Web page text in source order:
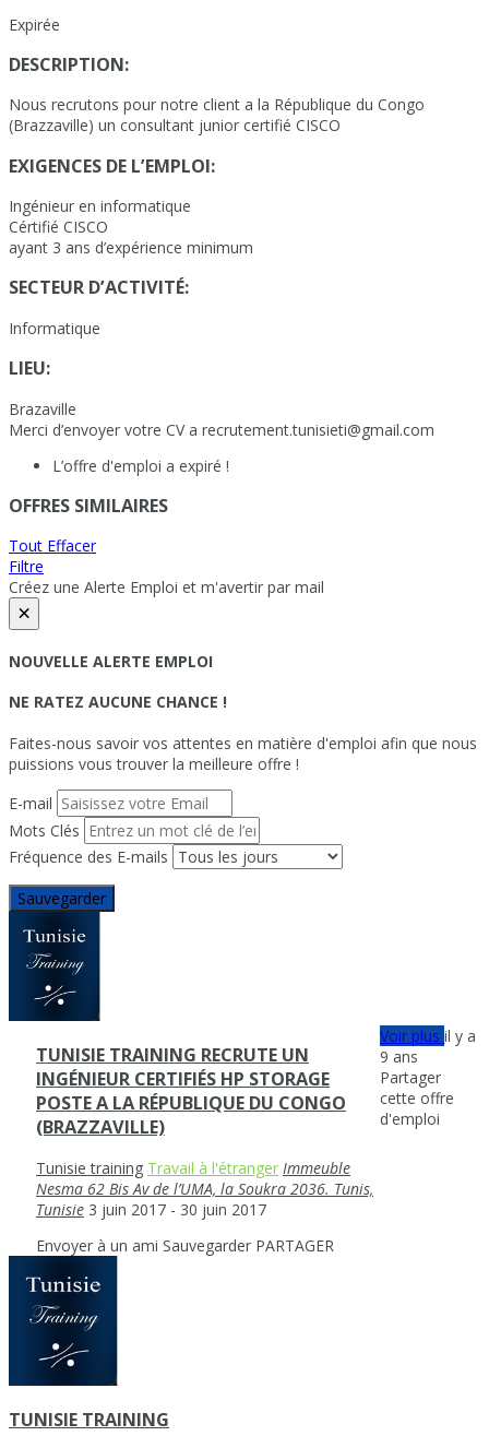
Expirée
DESCRIPTION:
Nous recrutons pour notre client a la République du Congo
(Brazzaville) un consultant junior certifié CISCO
EXIGENCES DE L’EMPLOI:
Ingénieur en informatique
Cértifié CISCO
ayant 3 ans d’expérience minimum
SECTEUR D’ACTIVITÉ:
Informatique
LIEU:
Brazaville
Merci d’envoyer votre CV a recrutement.tunisieti@gmail.com
L’offre d'emploi a expiré !
OFFRES SIMILAIRES
Tout Effacer
Filtre
Créez une Alerte Emploi et m'avertir par mail
×
NOUVELLE ALERTE EMPLOI
NE RATEZ AUCUNE CHANCE !
Faites-nous savoir vos attentes en matière d'emploi afin que nous
puissions vous trouver la meilleure offre !
E-mail
Mots Clés
Fréquence des E-mails
Sauvegarder
TUNISIE TRAINING RECRUTE UN
INGÉNIEUR CERTIFIÉS HP STORAGE
POSTE A LA RÉPUBLIQUE DU CONGO
(BRAZZAVILLE)
Tunisie training Travail à l'étranger Immeuble
Nesma 62 Bis Av de l’UMA, la Soukra 2036. Tunis,
Tunisie 3 juin 2017 - 30 juin 2017
Envoyer à un ami Sauvegarder PARTAGER
Voir plusil y a
9 ans
Partager
cette offre
d'emploi
TUNISIE TRAINING